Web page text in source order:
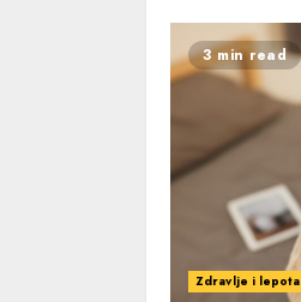
3 min read
Zdravlje i lepota